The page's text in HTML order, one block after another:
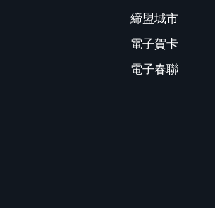
締盟城市
電子賀卡
電子春聯